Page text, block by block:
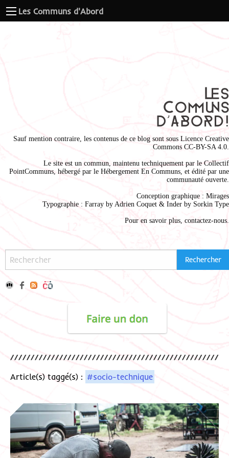
Les Communs d'Abord
Sauf mention contraire, les contenus de ce blog sont sous Licence Creative
Commons CC-BY-SA 4.0
Le site est un commun, maintenu techniquement par le Collectif
PointCommuns , hébergé par le Hébergement En Communs , et édité par une
communauté ouverte.
Conception graphique : Mirages
Typographie : Farray by Adrien Coquet & Inder by Sorkin Type
Pour en savoir plus, contactez-nous
Article(s) taggé(s) : #socio-technique